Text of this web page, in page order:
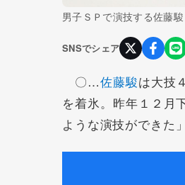
男子ＳＰで演技する佐藤駿
SNSでシェア
〇…佐藤駿は大技
を着氷。昨年１２月
ような演技ができた